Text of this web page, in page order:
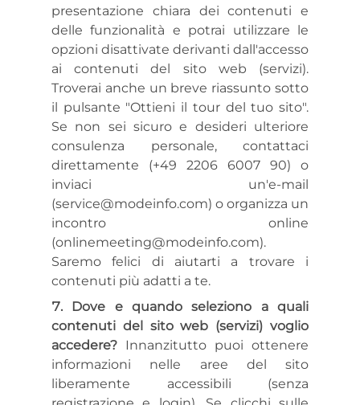
presentazione chiara dei contenuti e
delle funzionalità e potrai utilizzare le
opzioni disattivate derivanti dall'accesso
ai contenuti del sito web (servizi).
Troverai anche un breve riassunto sotto
il pulsante "Ottieni il tour del tuo sito".
Se non sei sicuro e desideri ulteriore
consulenza personale, contattaci
direttamente (+49 2206 6007 90) o
inviaci un'e-mail
(service@modeinfo.com) o organizza un
incontro online
(onlinemeeting@modeinfo.com).
Saremo felici di aiutarti a trovare i
contenuti più adatti a te.
Dove e quando seleziono a quali
contenuti del sito web (servizi) voglio
accedere? Innanzitutto puoi ottenere
informazioni nelle aree del sito
liberamente accessibili (senza